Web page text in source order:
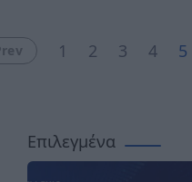
1 2 3 4 5
Επιλεγμένα